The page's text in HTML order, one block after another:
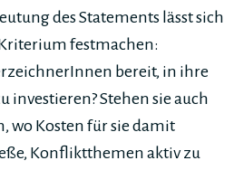
des Statements lässt sich
festmachen:
bereit, in ihre
investieren? Stehen sie auch
wo Kosten für sie damit
Konfliktthemen aktiv zu